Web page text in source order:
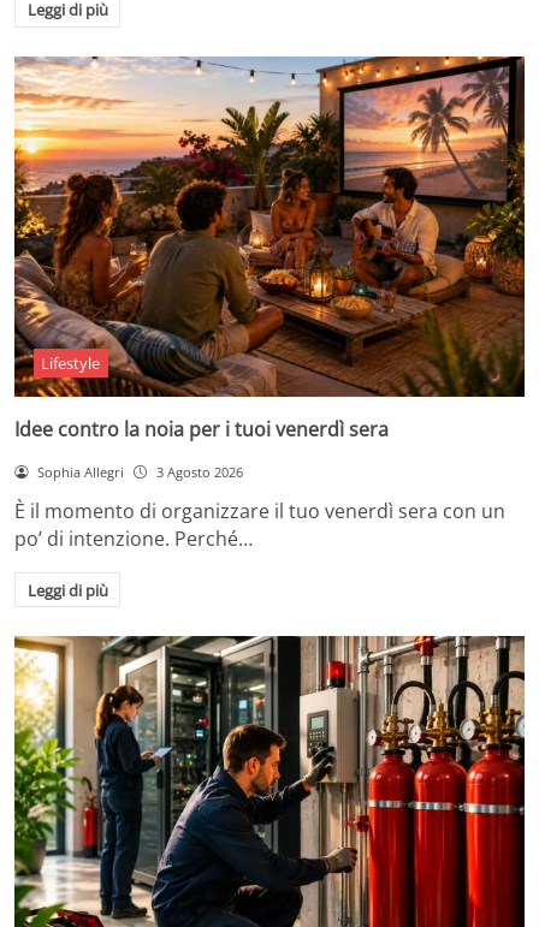
Leggi di più
Lifestyle
Idee contro la noia per i tuoi venerdì sera
Sophia Allegri 3 Agosto 2026
È il momento di organizzare il tuo venerdì sera con un
po’ di intenzione. Perché…
Leggi di più